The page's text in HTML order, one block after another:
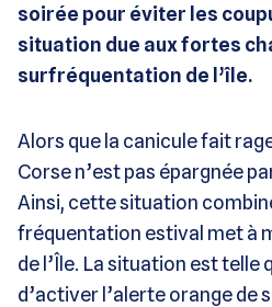
soirée pour éviter les
situation due aux fortes
surfréquentation de l’île.
Alors que la canicule fait
Corse n’est pas épargnée
Ainsi, cette situation
fréquentation estival met à
de l’Île. La situation est telle
d’activer l’alerte orange de